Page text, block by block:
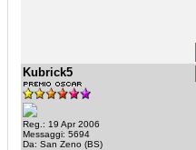
Kubrick5
Reg.: 19 Apr 2006
Messaggi: 5694
Da: San Zeno (BS)